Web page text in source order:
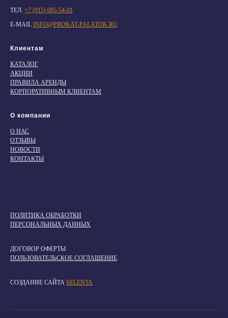
ТЕЛ. +7 (915) 095-54-01
E-MAIL INFO@PROKAT-PALATOK.RU
Клиентам
КАТАЛОГ
АКЦИИ
ПРАВИЛА АРЕНДЫ
КОРПОРАТИВНЫМ КЛИЕНТАМ
О компании
О НАС
ОТЗЫВЫ
НОВОСТИ
КОНТАКТЫ
ПОЛИТИКА ОБРАБОТКИ
ПЕРСОНАЛЬНЫХ ДАННЫХ
ДОГОВОР ОФЕРТЫ
ПОЛЬЗОВАТЕЛЬСКОЕ СОГЛАШЕНИЕ
СОЗДАНИЕ САЙТА SELENTA